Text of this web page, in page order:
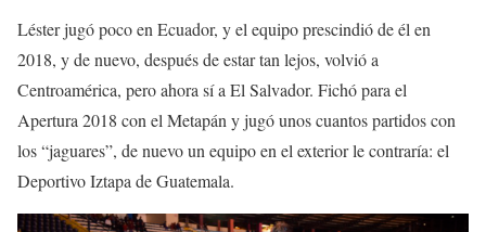
Léster jugó poco en Ecuador, y el equipo prescindió de él en
2018, y de nuevo, después de estar tan lejos, volvió a
Centroamérica, pero ahora sí a El Salvador. Fichó para el
Apertura 2018 con el Metapán y jugó unos cuantos partidos con
los “jaguares”, de nuevo un equipo en el exterior le contraría: el
Deportivo Iztapa de Guatemala.